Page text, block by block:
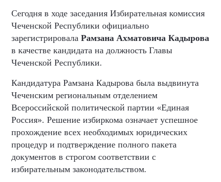
Сегодня в ходе заседания Избирательная комиссия
Чеченской Республики официально
зарегистрировала Рамзана Ахматовича Кадырова
в качестве кандидата на должность Главы
Чеченской Республики.
Кандидатура Рамзана Кадырова была выдвинута
Чеченским региональным отделением
Всероссийской политической партии «Единая
Россия». Решение избиркома означает успешное
прохождение всех необходимых юридических
процедур и подтверждение полного пакета
документов в строгом соответствии с
избирательным законодательством.